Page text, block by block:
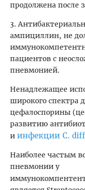
продолжена после
3.
ампициллин, не
пациентов с
пневмонией.
Ненадлежащее
широкого спектра
цефалоспорины
развитию
и инфекции C.
Наиболее частым
пневмонии у